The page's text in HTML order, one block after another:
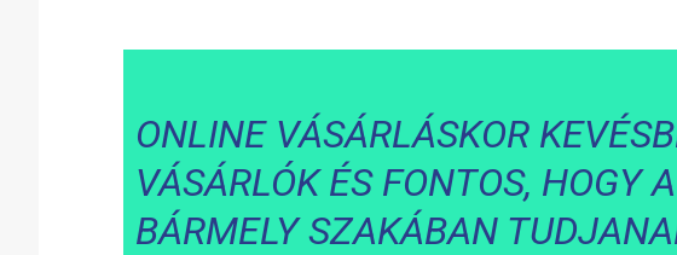
ONLINE VÁSÁRLÁSKOR
VÁSÁRLÓK ÉS FONTOS, HOGY
BÁRMELY SZAKÁBAN